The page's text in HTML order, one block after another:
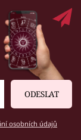
ODESLAT
osobních údajů